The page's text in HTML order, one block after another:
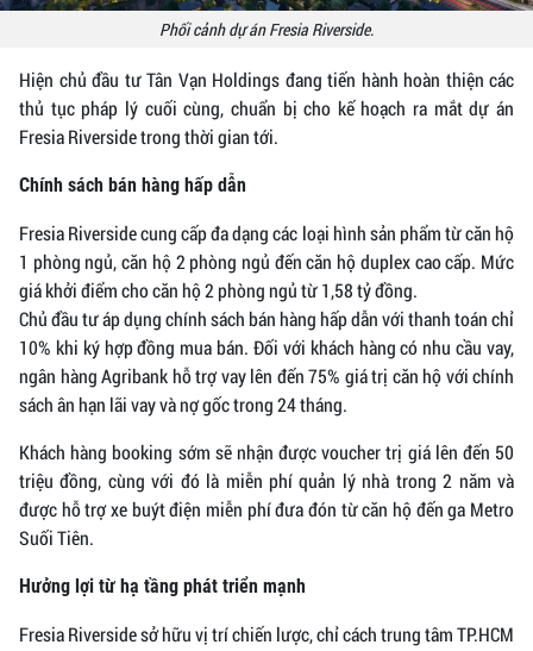
Phối cảnh dự án Fresia Riverside.
Hiện chủ đầu tư Tân Vạn Holdings đang tiến hành hoàn thiện các
thủ tục pháp lý cuối cùng, chuẩn bị cho kế hoạch ra mắt dự án
Fresia Riverside trong thời gian tới.
Chính sách bán hàng hấp dẫn
Fresia Riverside cung cấp đa dạng các loại hình sản phẩm từ căn hộ
1 phòng ngủ, căn hộ 2 phòng ngủ đến căn hộ duplex cao cấp. Mức
giá khởi điểm cho căn hộ 2 phòng ngủ từ 1,58 tỷ đồng.
Chủ đầu tư áp dụng chính sách bán hàng hấp dẫn với thanh toán chỉ
10% khi ký hợp đồng mua bán. Đối với khách hàng có nhu cầu vay,
ngân hàng Agribank hỗ trợ vay lên đến 75% giá trị căn hộ với chính
sách ân hạn lãi vay và nợ gốc trong 24 tháng.
Khách hàng booking sớm sẽ nhận được voucher trị giá lên đến 50
triệu đồng, cùng với đó là miễn phí quản lý nhà trong 2 năm và
được hỗ trợ xe buýt điện miễn phí đưa đón từ căn hộ đến ga Metro
Suối Tiên.
Hưởng lợi từ hạ tầng phát triển mạnh
Fresia Riverside sở hữu vị trí chiến lược, chỉ cách trung tâm TP.HCM